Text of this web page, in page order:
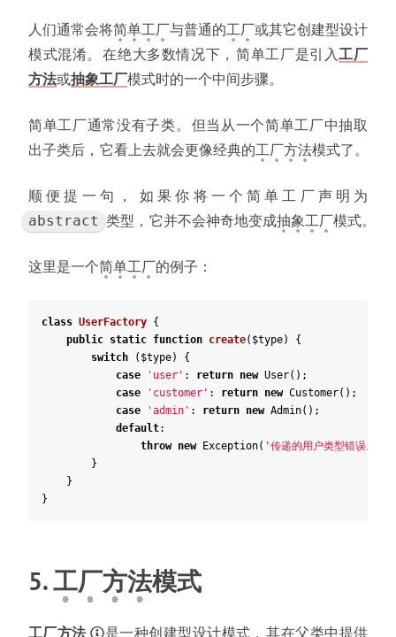
人们通常会将简单工厂与普通的工厂或其它创建型设计
模式混淆。 在绝大多数情况下 ， 简单工厂是引入工厂
方法或抽象工厂模式时的一个中间步骤。
简单工厂通常没有子类。
但当从一个简单工厂中抽取
出子类后
它看上去就会更像经典的工厂方法模式了。
顺便提一句 ， 如果你将一个简单工厂声明为
abstract 类型 它并不会神奇地变成抽象工厂模式。
这里是一个简单工厂的例子
class UserFactory {
public static function create( $type)
{
switch
( $type)
{
case
'user' : return new User( ) ;
case
'customer' : return new Customer( ) ;
case
'admin' : return new Admin( ) ;
default:
throw new Exception( '传递的用户类型错误。'
}
}
}
5.工厂方法模式
工厂方法 是一种创建型设计模式 ， 其在父类中提供